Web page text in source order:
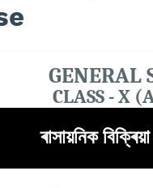
GENERAL
CLASS - X
ৰাসায়নিক